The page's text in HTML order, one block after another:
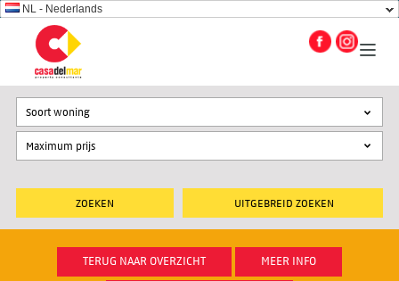
NL - Nederlands
UITGEBREID ZOEKEN
Soort woning
TERUG NAAR OVERZICHT MEER INFO